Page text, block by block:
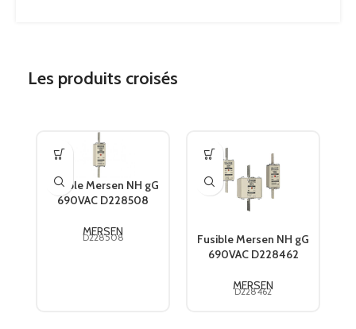
Les produits croisés
Fusible Mersen NH gG
690VAC D228508
MERSEN
D228508
Fusible Mersen NH gG
690VAC D228462
MERSEN
D228462